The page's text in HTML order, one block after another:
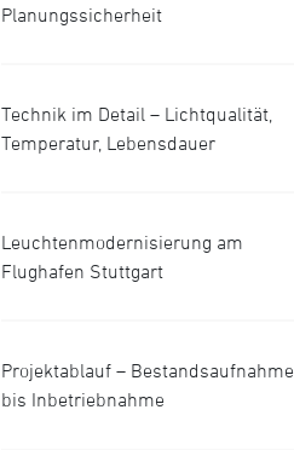
Planungssicherheit
Technik im Detail – Lichtqualität,
Temperatur, Lebensdauer
Leuchtenmodernisierung am
Flughafen Stuttgart
Projektablauf – Bestandsaufnahme
bis Inbetriebnahme